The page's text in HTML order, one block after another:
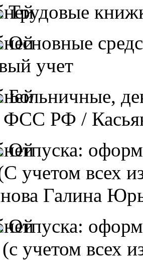
Трудовые
Основные
учет
Больничные,
ФСС РФ /
Отпуска:
учетом всех
Галина
Отпуска:
учетом всех